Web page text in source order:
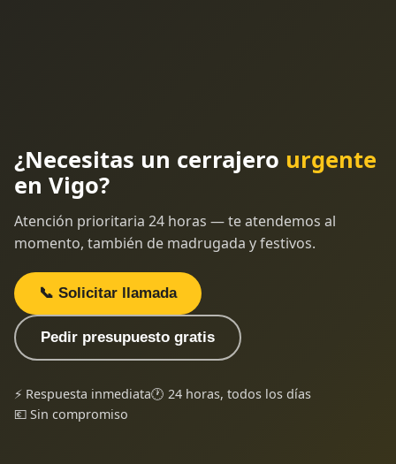
¿Necesitas un cerrajero urgente
en Vigo?
Atención prioritaria 24 horas — te atendemos al
momento, también de madrugada y festivos.
📞 Solicitar llamada
Pedir presupuesto gratis
⚡ Respuesta inmediata🕐 24 horas, todos los días
💶 Sin compromiso